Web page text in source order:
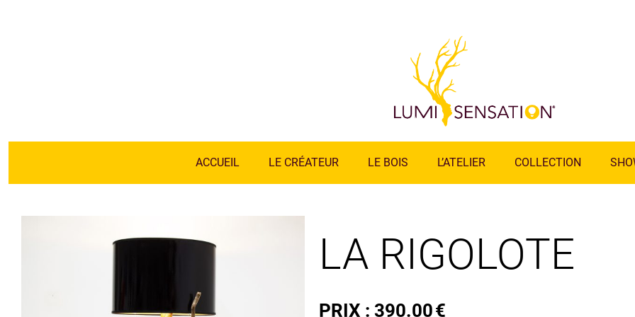
ACCUEIL LE CRÉATEUR LE BOIS L’ATELIER COLLECTION
LA RIGOLOTE
PRIX : €
390.00